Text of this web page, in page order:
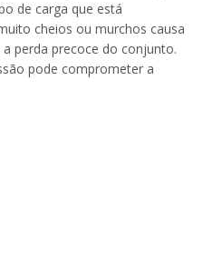
de carga que está
cheios ou murchos causa
perda precoce do conjunto.
pode comprometer a